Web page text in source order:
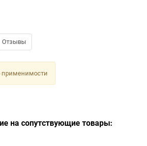
Отзывы
применимости
на сопутствующие товары: